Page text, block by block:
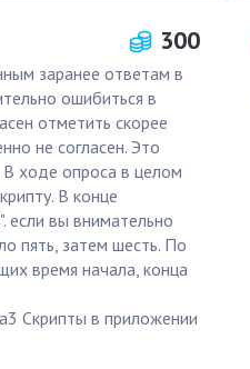
300
заранее ответам в
ошибиться в
отметить скорее
не согласен. Это
В ходе опроса в целом
В конце
если вы внимательно
пять, затем шесть. По
время начала, конца
Скрипты в приложении